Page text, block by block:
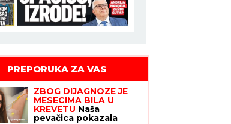
PREPORUKA ZA VAS
ZBOG DIJAGNOZE JE
MESECIMA BILA U
KREVETU Naša
pevačica pokazala